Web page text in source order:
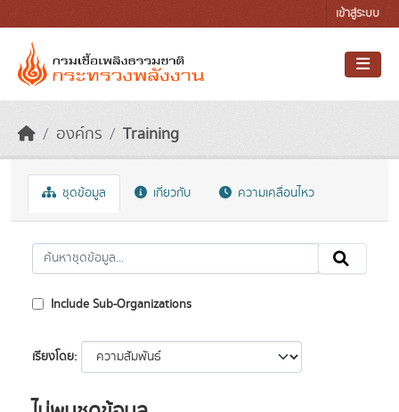
เข้าสู่ระบบ
องค์กร Training
ชุดข้อมูล เกี่ยวกับ ความเคลื่อนไหว
Include Sub-Organizations
เรียงโดย